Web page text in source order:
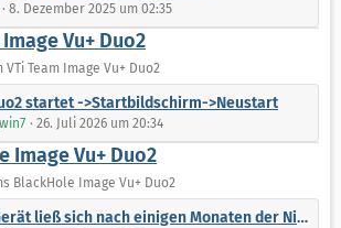
8. Dezember 2025 um 02:35
Vu+ Duo2
Team Image Vu+ Duo2
startet ->Startbildschirm->Neustart
26. Juli 2026 um 20:34
Image Vu+ Duo2
BlackHole Image Vu+ Duo2
ließ sich nach einigen Monaten der Nichtbenutzung nicht mehr starten.